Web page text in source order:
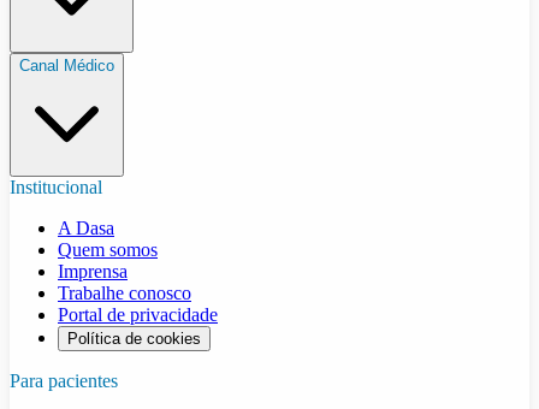
Canal Médico
Institucional
A Dasa
Quem somos
Imprensa
Trabalhe conosco
Portal de privacidade
Política de cookies
Para pacientes